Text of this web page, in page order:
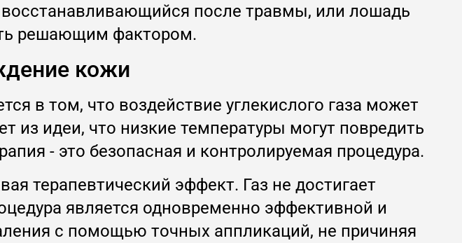
после травмы, или лошадь
решающим фактором.
кожи
в том, что воздействие углекислого газа может
из идеи, что низкие температуры могут повредить
- это безопасная и контролируемая процедура.
терапевтический эффект. Газ не достигает
является одновременно эффективной и
с помощью точных аппликаций, не причиняя